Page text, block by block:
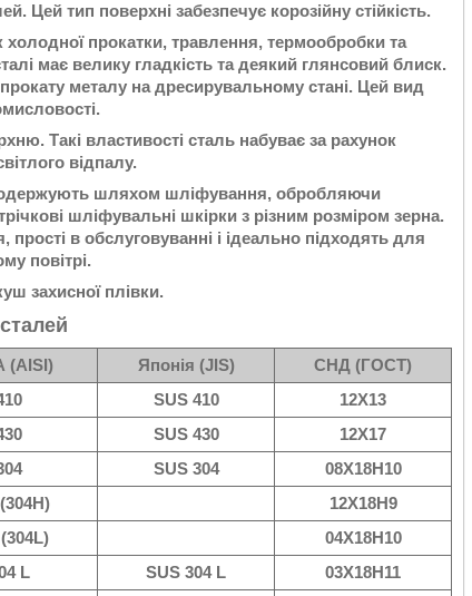
Цей тип поверхні забезпечує корозійну стійкість.
прокатки, травлення, термообробки та
має велику гладкість та деякий глянсовий блиск.
металу на дресирувальному стані. Цей вид
Такі властивості сталь набуває за рахунок
відпалу.
одержують шляхом шліфування, обробляючи
шліфувальні шкірки з різним розміром зерна.
в обслуговуванні і ідеально підходять для
повітрі.
захисної плівки.
Японія (JIS)
СНД (ГОСТ)
SUS 410
12Х13
SUS 430
12Х17
SUS 304
08Х18Н10
12Х18Н9
04Х18Н10
L SUS 304 L
03Х18Н11